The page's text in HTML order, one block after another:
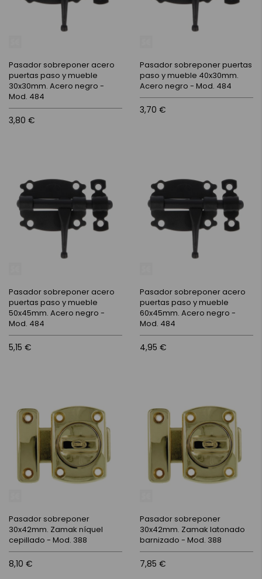
Pasador sobreponer acero
puertas paso y mueble
30x30mm. Acero negro -
Mod. 484
3,80 €
Pasador sobreponer puertas
paso y mueble 40x30mm.
Acero negro - Mod. 484
3,70 €
Pasador sobreponer acero
puertas paso y mueble
50x45mm. Acero negro -
Mod. 484
5,15 €
Pasador sobreponer acero
puertas paso y mueble
60x45mm. Acero negro -
Mod. 484
4,95 €
Pasador sobreponer
30x42mm. Zamak níquel
cepillado - Mod. 388
8,10 €
Pasador sobreponer
30x42mm. Zamak latonado
barnizado - Mod. 388
7,85 €